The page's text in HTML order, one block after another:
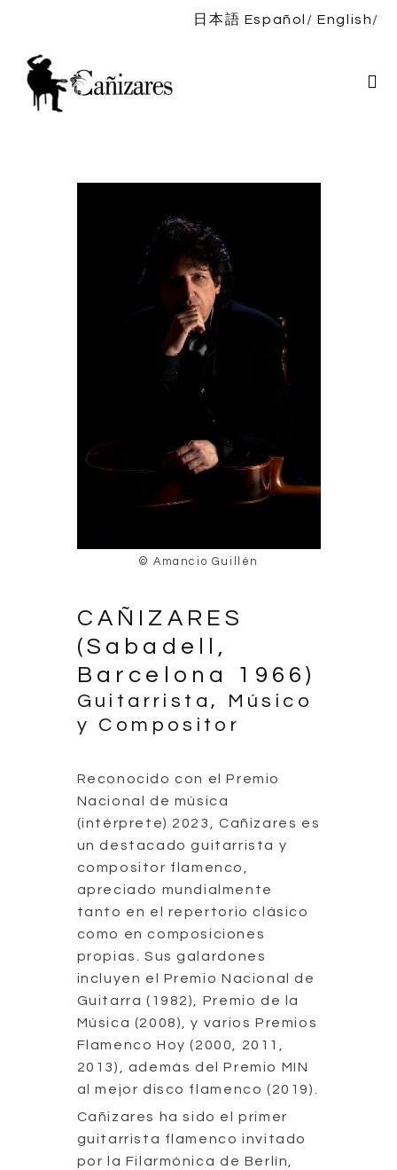
Bio
Espectáculos
日本語 Español English
© Amancio Guillén
CAÑIZARES
(Sabadell,
Barcelona 1966)
Guitarrista, Músico
y Compositor
Reconocido con el Premio
Nacional de música
(intérprete) 2023, Cañizares es
un destacado guitarrista y
compositor flamenco,
apreciado mundialmente
tanto en el repertorio clásico
como en composiciones
propias. Sus galardones
incluyen el Premio Nacional de
Guitarra (1982), Premio de la
Música (2008), y varios Premios
Flamenco Hoy (2000, 2011,
2013), además del Premio MIN
al mejor disco flamenco (2019).
Cañizares ha sido el primer
guitarrista flamenco invitado
por la Filarmónica de Berlín,